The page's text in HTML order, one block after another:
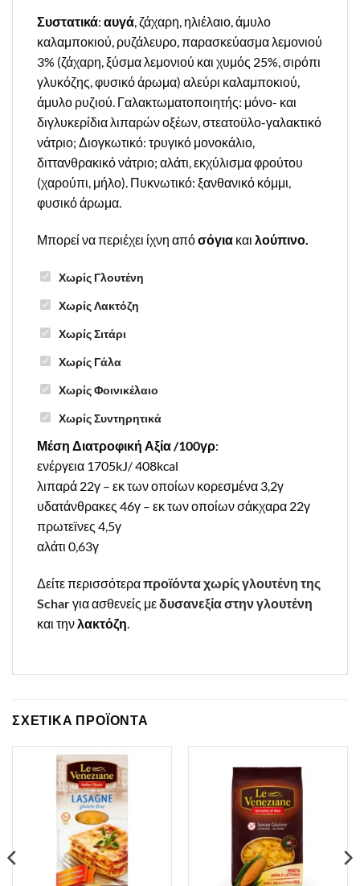
Συστατικά: αυγά, ζάχαρη, ηλιέλαιο, άμυλο
καλαμποκιού, ρυζάλευρο, παρασκεύασμα λεμονιού
3% (ζάχαρη, ξύσμα λεμονιού και χυμός 25%, σιρόπι
γλυκόζης, φυσικό άρωμα) αλεύρι καλαμποκιού,
άμυλο ρυζιού. Γαλακτωματοποιητής: μόνο- και
διγλυκερίδια λιπαρών οξέων, στεατοϋλο-γαλακτικό
νάτριο; Διογκωτικό: τρυγικό μονοκάλιο,
διττανθρακικό νάτριο; αλάτι, εκχύλισμα φρούτου
(χαρούπι, μήλο). Πυκνωτικό: ξανθανικό κόμμι,
φυσικό άρωμα.
Μπορεί να περιέχει ίχνη απόσόγια και λούπινο.
Χωρίς Γλουτένη
Χωρίς Λακτόζη
Χωρίς Σιτάρι
Χωρίς Γάλα
Χωρίς Φοινικέλαιο
Χωρίς Συντηρητικά
Μέση Διατροφική Αξία /100γρ:
ενέργεια 1705kJ/ 408kcal
λιπαρά 22γ – εκ των οποίων κορεσμένα 3,2γ
υδατάνθρακες 46γ – εκ των οποίων σάκχαρα 22γ
πρωτεϊνες 4,5γ
αλάτι 0,63γ
Δείτε περισσότεραπροϊόντα χωρίς γλουτένη της
Scharγια ασθενείς μεδυσανεξία στην γλουτένη
και την λακτόζη
ΣΧΕΤΙΚΑ ΠΡΟΪΟΝΤΑ